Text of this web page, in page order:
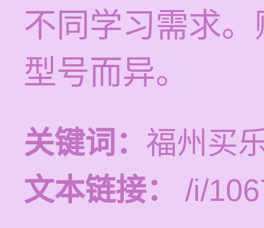
不同学习需求
型号而异。
关键词： 福州买
文本链接：
/i/